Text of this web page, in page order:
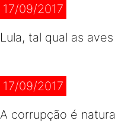
17/09/2017
Lula, tal qual as
17/09/2017
A corrupção é